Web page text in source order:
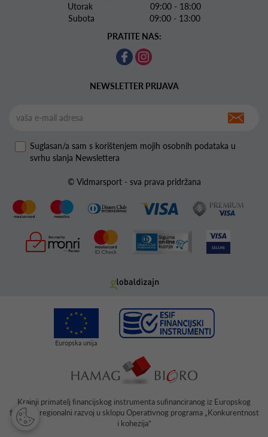
Utorak 09:00 - 18:00
Subota 09:00 - 13:00
PRATITE NAS:
NEWSLETTER PRIJAVA
Suglasan/a sam s korištenjem mojih osobnih podataka u
svrhu slanja Newslettera
© Vidmarsport - sva prava pridržana
Krajnji primatelj ﬁnancijskog instrumenta suﬁnanciranog iz Europskog
fonda za regionalni razvoj u sklopu Operativnog programa „Konkurentnost
i kohezija“